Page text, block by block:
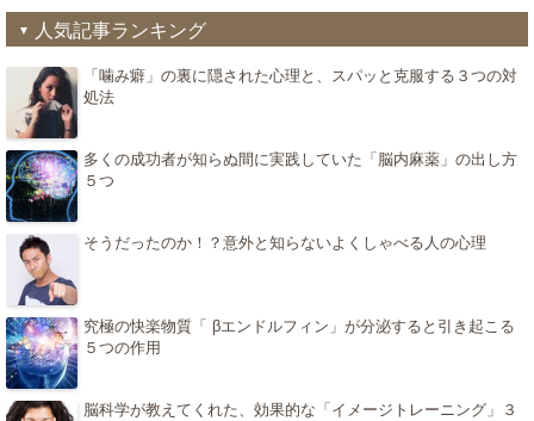
人気記事ランキング
「噛み癖」の裏に隠された心理と、スパッと克服する３つの対
処法
多くの成功者が知らぬ間に実践していた「脳内麻薬」の出し方
５つ
そうだったのか！？意外と知らないよくしゃべる人の心理
究極の快楽物質「 βエンドルフィン」が分泌すると引き起こる
５つの作用
脳科学が教えてくれた、効果的な「イメージトレーニング」３